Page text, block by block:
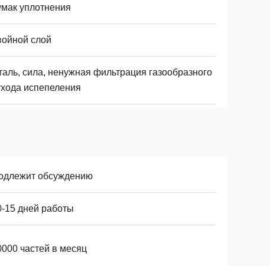
уплотнения
слой
сила, ненужная фильтрация газообразного
испепеления
обсуждению
15 дней работы
частей в месяц